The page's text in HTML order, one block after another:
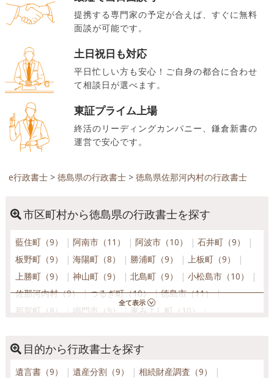
提携する専門家の予定が合えば、すぐに無料
面談が可能です。
土日祝日も対応
平日忙しい方も安心！ご自身の都合に合わせ
て相談日が選べます。
東証プライム上場
終活のリーディングカンパニー、鎌倉新書の
運営で安心です。
e行政書士> 徳島県の行政書士> 徳島県佐那河内村の行政書士
市区町村から徳島県の行政書士を探す
藍住町（9） 阿南市（11） 阿波市（10）
石井町（9）
板野町（9）
海陽町（8） 勝浦町（9）
上板町（9）
上勝町（9）
神山町（9） 北島町（9）
小松島市（10）
佐那河内村（9）
つるぎ町（10）
徳島市（11）
那賀町（8）
鳴門市（9）
東みよし町（10）
牟岐町（8）
吉野川市（9）
目的から行政書士を探す
遺言書（9） 遺産分割（9）
相続財産調査（9）